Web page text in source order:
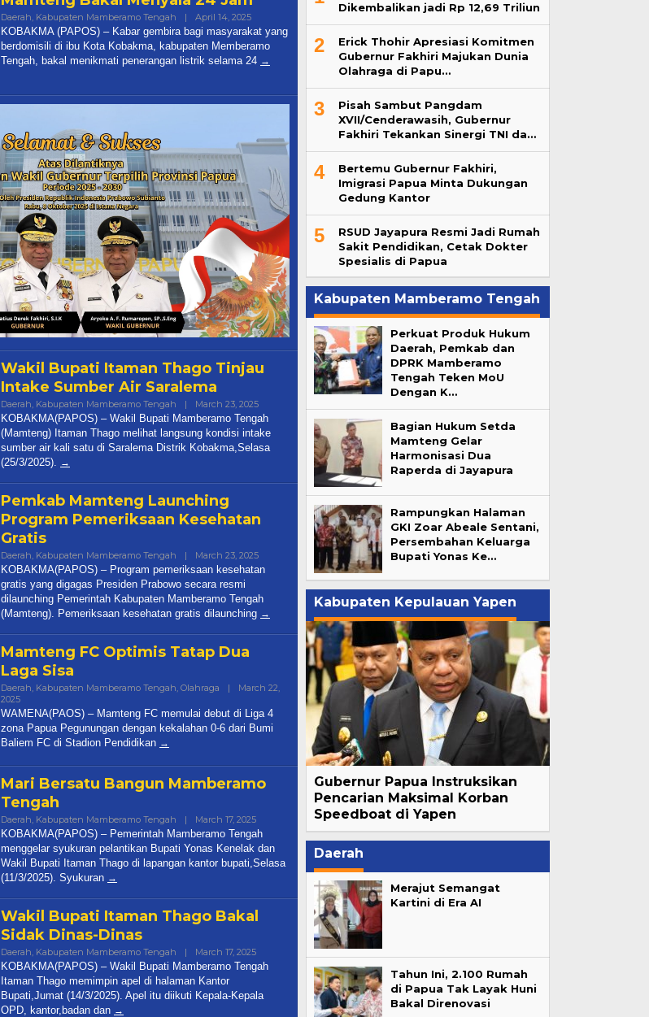
Daerah, Kabupaten Mamberamo Tengah | April 14, 2025
Papua
Pos
KOBAKMA (PAPOS) – Kabar gembira bagi masyarakat yang
berdomisili di ibu Kota Kobakma, kabupaten Memberamo
Tengah, bakal menikmati penerangan listrik selama 24
Wakil Bupati Itaman Thago Tinjau
Intake Sumber Air Saralema
Daerah, Kabupaten Mamberamo Tengah | March 23, 2025
Papua
Pos
KOBAKMA(PAPOS) – Wakil Bupati Mamberamo Tengah
(Mamteng) Itaman Thago melihat langsung kondisi intake
sumber air kali satu di Saralema Distrik Kobakma,Selasa
(25/3/2025).
Pemkab Mamteng Launching
Program Pemeriksaan Kesehatan
Gratis
Daerah, Kabupaten Mamberamo Tengah | March 23, 2025
Papua
KOBAKMA(PAPOS) – Program pemeriksaan kesehatan
gratis yang digagas Presiden Prabowo secara resmi
dilaunching Pemerintah Kabupaten Mamberamo Tengah
(Mamteng). Pemeriksaan kesehatan gratis dilaunching
Mamteng FC Optimis Tatap Dua
Laga Sisa
Daerah, Kabupaten Mamberamo Tengah, Olahraga |
March 22,
2025
Papua
Pos
WAMENA(PAOS) – Mamteng FC memulai debut di Liga 4
zona Papua Pegunungan dengan kekalahan 0-6 dari Bumi
Baliem FC di Stadion Pendidikan
Mari Bersatu Bangun Mamberamo
Tengah
Daerah, Kabupaten Mamberamo Tengah | March 17, 2025
Papua
Pos
KOBAKMA(PAPOS) – Pemerintah Mamberamo Tengah
menggelar syukuran pelantikan Bupati Yonas Kenelak dan
Wakil Bupati Itaman Thago di lapangan kantor bupati,Selasa
(11/3/2025). Syukuran
Wakil Bupati Itaman Thago Bakal
Sidak Dinas-Dinas
Daerah, Kabupaten Mamberamo Tengah | March 17, 2025
Papua
Pos
KOBAKMA(PAPOS) – Wakil Bupati Mamberamo Tengah
Itaman Thago memimpin apel di halaman Kantor
Bupati,Jumat (14/3/2025). Apel itu diikuti Kepala-Kepala
OPD, kantor,badan dan
Dikembalikan jadi Rp 12,69 Triliun
2
Erick Thohir Apresiasi Komitmen
Gubernur Fakhiri Majukan Dunia
Olahraga di Papu…
3
Pisah Sambut Pangdam
XVII/Cenderawasih, Gubernur
Fakhiri Tekankan Sinergi TNI da…
4
Bertemu Gubernur Fakhiri,
Imigrasi Papua Minta Dukungan
Gedung Kantor
5
RSUD Jayapura Resmi Jadi Rumah
Sakit Pendidikan, Cetak Dokter
Spesialis di Papua
Kabupaten Mamberamo Tengah
Perkuat Produk Hukum
Daerah, Pemkab dan
DPRK Mamberamo
Tengah Teken MoU
Dengan K…
Bagian Hukum Setda
Mamteng Gelar
Harmonisasi Dua
Raperda di Jayapura
Rampungkan Halaman
GKI Zoar Abeale Sentani,
Persembahan Keluarga
Bupati Yonas Ke…
Kabupaten Kepulauan Yapen
Gubernur Papua Instruksikan
Pencarian Maksimal Korban
Speedboat di Yapen
Daerah
Merajut Semangat
Kartini di Era AI
Tahun Ini, 2.100 Rumah
di Papua Tak Layak Huni
Bakal Direnovasi